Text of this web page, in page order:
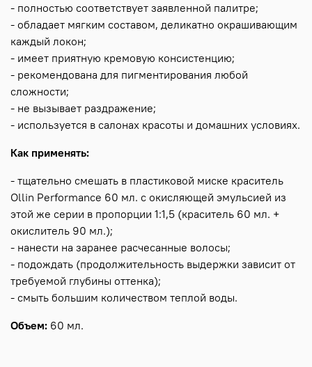
- полностью соответствует заявленной палитре;
- обладает мягким составом, деликатно окрашивающим
каждый локон;
- имеет приятную кремовую консистенцию;
- рекомендована для пигментирования любой
сложности;
- не вызывает раздражение;
- используется в салонах красоты и домашних условиях.
Как применять:
- тщательно смешать в пластиковой миске краситель
Ollin Performance 60 мл. с окисляющей эмульсией из
этой же серии в пропорции 1:1,5 (краситель 60 мл. +
окислитель 90 мл.);
- нанести на заранее расчесанные волосы;
- подождать (продолжительность выдержки зависит от
требуемой глубины оттенка);
- смыть большим количеством теплой воды.
Объем: 60 мл.